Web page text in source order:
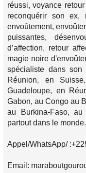
réussi, voyance
reconquérir son ex,
envoûtement,
puissantes,
d’affection, retour
magie noire
spécialiste dans son
Réunion, en
Guadeloupe, en
Gabon, au Congo au
au Burkina-Faso,
partout dans le monde.
Appel/WhatsApp/
Email: